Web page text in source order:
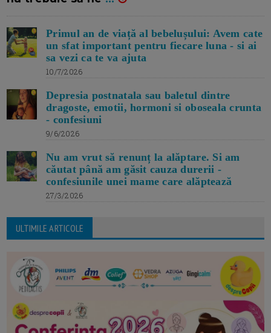
Primul an de viață al bebelușului: Avem cate
un sfat important pentru fiecare luna - si ai
sa vezi ca te va ajuta
10/7/2026
Depresia postnatala sau baletul dintre
dragoste, emotii, hormoni si oboseala crunta
- confesiuni
9/6/2026
Nu am vrut să renunț la alăptare. Si am
căutat până am găsit cauza durerii -
confesiunile unei mame care alăptează
27/3/2026
ULTIMILE ARTICOLE